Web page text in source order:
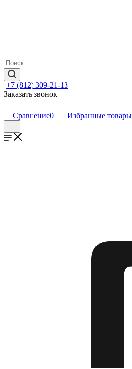
+7 (812) 309-21-13
Заказать звонок
Сравнение0 Избранные товары